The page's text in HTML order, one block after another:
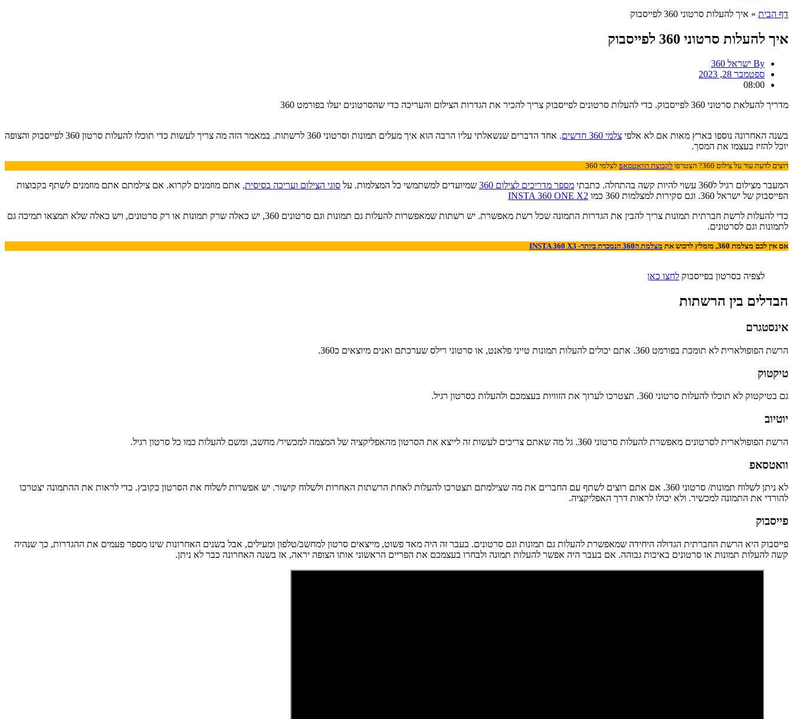
דף הבית » איך להעלות סרטוני 360 לפייסבוק
איך להעלות סרטוני 360 לפייסבוק
By ישראל 360
ספטמבר 28, 2023
08:00
מדריך להעלאת סרטוני 360 לפייסבוק. כדי להעלות סרטונים לפייסבוק צריך להכיר את הגדרות הצילום והעריכה כדי שהסרטונים יעלו בפורמט 360
בשנה האחרונה נוספו בארץ מאות אם לא אלפי צלמי 360 חדשים
. אחד הדברים שנשאלתי עליו הרבה הוא איך מעלים תמונות וסרטוני 360 לרשתות. במאמר הזה מה צריך לעשות כדי תוכלו להעלות סרטון 360 לפייסבוק והצופה
יוכל להזיז בעצמו את המסך.
רוצים לדעת עוד על צילום 360? הצטרפו לקבוצת הוואטסאפ לצלמי 360
המעבר מצילום רגיל ל360 עשוי להיות קשה בהתחלה. כתבתי מספר מדריכים לצילום 360 שמיועדים למשתמשי כל המצלמות. על סוגי הצילום ועריכה בסיסית, אתם מוזמנים לקרוא. אם צילמתם אתם מוזמנים לשתף בקבוצות
הפייסבוק של ישראל 360. וגם סקירות למצלמות 360 כמו
INSTA 360 ONE X2
כדי להעלות לרשת חברתית תמונות צריך להבין את הגדרות התמונה שכל רשת מאפשרת. יש רשתות שמאפשרות להעלות גם תמונות וגם סרטונים 360, יש כאלה שרק תמונות או רק סרטונים, ויש כאלה שלא תמצאו תמיכה גם
לתמונות וגם לסרטונים.
אם אין לכם מצלמת 360, מומלץ לרכוש את מצלמת ה360 הנמכרת ביותר- INSTA 360 X3
לצפיה בסרטון בפייסבוק לחצו כאן
הבדלים בין הרשתות
אינסטגרם
הרשת הפופולארית לא תומכת בפורמט 360. אתם יכולים להעלות תמונות טייני פלאנט, או סרטוני רילס שערכתם ואנים מיוצאים כ360.
טיקטוק
גם בטיקטוק לא תוכלו להעלות סרטוני 360. תצטרכו לערוך את הזוויות בעצמכם ולהעלות כסרטון רגיל.
יוטיוב
הרשת הפופולארית לסרטונים מאפשרת להעלות סרטוני 360. גל מה שאתם צריכים לעשות זה לייצא את הסרטון מהאפליקציה של המצמה למכשיר/ מחשב, ומשם להעלות כמו כל סרטון רגיל.
וואטסאפ
לא ניתן לשלוח תמונות/ סרטוני 360. אם אתם רוצים לשתף עם החברים את מה שצילמתם תצטרכו להעלות לאחת הרשתות האחרות ולשלוח קישור. יש אפשרות לשלוח את הסרטון כקובץ. כדי לראות את ההתמונה יצטרכו
להורדי את התמונה למכשיר. ולא יכולו לראות דרך האפליקציה.
פייסבוק
פייסבוק היא הרשת החברתית הגדולה היחידה שמאפשרת להעלות גם תמונות וגם סרטונים. בעבר זה היה מאד פשוט, מייצאים סרטון למחשב/טלפון ומעילים, אבל בשנים האחרונות שינו מספר פעמים את ההגדרות, כך שנהיה
קשה להעלות תמונות או סרטונים באיכות גבוהה. אם בעבר היה אפשר להעלות תמונה ולבחרו בעצמכם את הפריים הראשוני אותו הצופה יראה, אז בשנה האחרונה כבר לא ניתן.